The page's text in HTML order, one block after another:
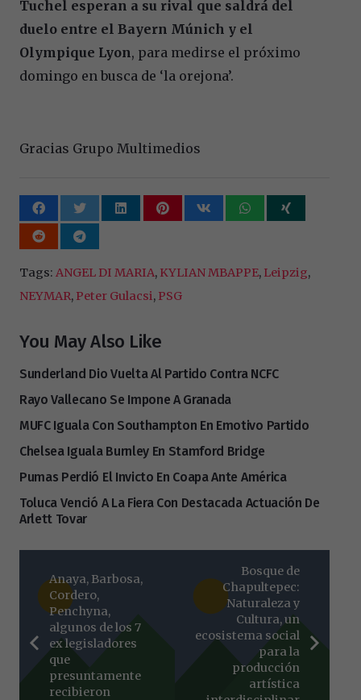
Tuchel esperan a su rival que saldrá del
duelo entre el Bayern Múnich y el
Olympique Lyon, para medirse el próximo
domingo en busca de ‘la orejona’.
Gracias Grupo Multimedios
Tags: ANGEL DI MARIA, KYLIAN MBAPPE, Leipzig,
NEYMAR, Peter Gulacsi, PSG
You May Also Like
Sunderland Dio Vuelta Al Partido Contra NCFC
Rayo Vallecano Se Impone A Granada
MUFC Iguala Con Southampton En Emotivo Partido
Chelsea Iguala Burnley En Stamford Bridge
Pumas Perdió El Invicto En Coapa Ante América
Toluca Venció A La Fiera Con Destacada Actuación De
Arlett Tovar
Anaya, Barbosa,
Cordero,
Penchyna,
algunos de los 7
ex legisladores
que
presuntamente
recibieron
Bosque de
Chapultepec:
Naturaleza y
Cultura, un
ecosistema social
para la
producción
artística